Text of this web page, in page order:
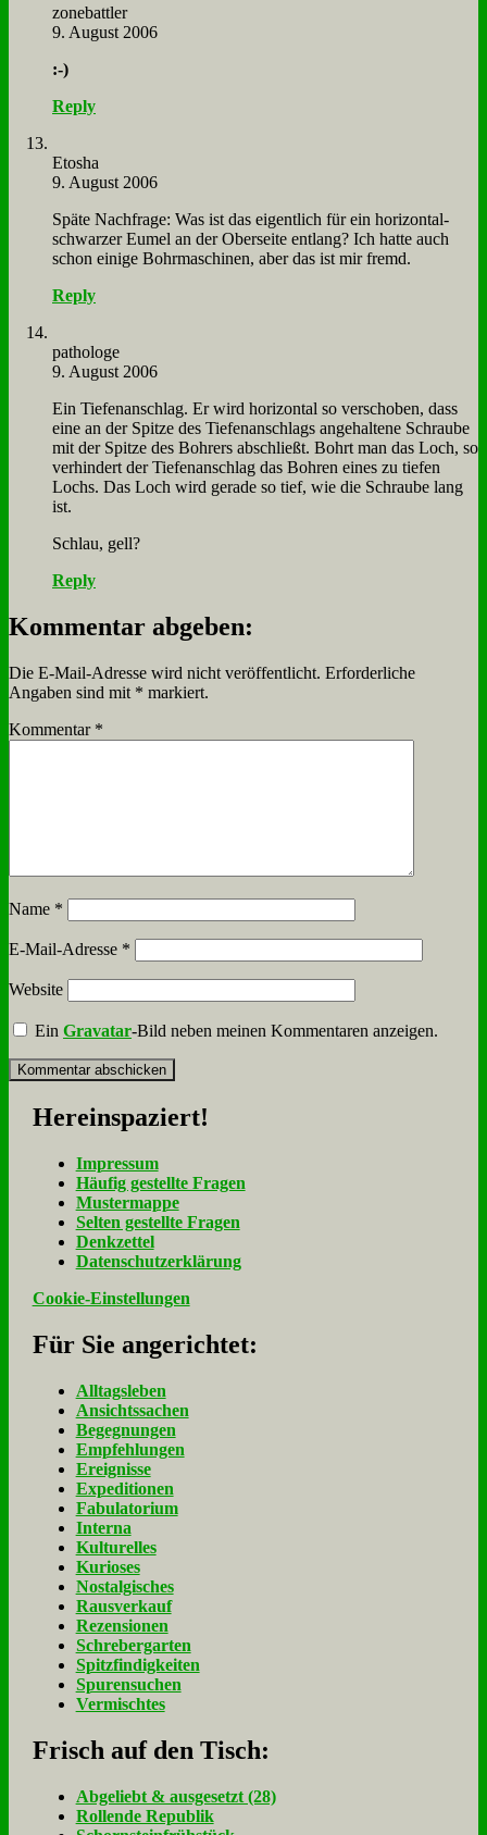
zone­batt­ler
9. August 2006
:-)
Reply
Eto­sha
9. August 2006
Spä­te Nach­fra­ge: Was ist das ei­gent­lich für ein ho­ri­zon­tal­
schwar­zer Eu­mel an der Ober­sei­te ent­lang? Ich hat­te auch
schon ei­ni­ge Bohr­ma­schi­nen, aber das ist mir fremd.
Reply
pa­tho­lo­ge
9. August 2006
Ein Tie­fen­an­schlag. Er wird ho­ri­zon­tal so ver­scho­ben, dass
ei­ne an der Spit­ze des Tie­fen­an­schlags an­ge­hal­te­ne Schrau­be
mit der Spit­ze des Boh­rers ab­schließt. Bohrt man das Loch, so
ver­hin­dert der Tie­fen­an­schlag das Boh­ren ei­nes zu tie­fen
Lochs. Das Loch wird ge­ra­de so tief, wie die Schrau­be lang
ist.
Schlau, gell?
Reply
Kommentar abgeben:
Die E-Mail-Adresse wird nicht veröffentlicht. Erforderliche
Angaben sind mit * markiert.
Kommentar *
Name *
E-Mail-Adresse *
Website
EinGravatar-Bild neben meinen Kommentaren anzeigen.
Her­ein­spa­ziert!
Im­pres­sum
Häu­fig ge­stell­te Fra­gen
Mu­ster­map­pe
Sel­ten ge­stell­te Fra­gen
Denk­zet­tel
Da­ten­schutz­er­klä­rung
Cookie-Einstellungen
Für Sie an­ge­rich­tet:
Alltagsleben
Ansichtssachen
Begegnungen
Empfehlungen
Ereignisse
Expeditionen
Fabulatorium
Interna
Kulturelles
Kurioses
Nostalgisches
Rausverkauf
Rezensionen
Schrebergarten
Spitzfindigkeiten
Spurensuchen
Vermischtes
Frisch auf den Tisch:
Ab­ge­liebt & aus­ge­setzt (28)
Rol­len­de Re­pu­blik